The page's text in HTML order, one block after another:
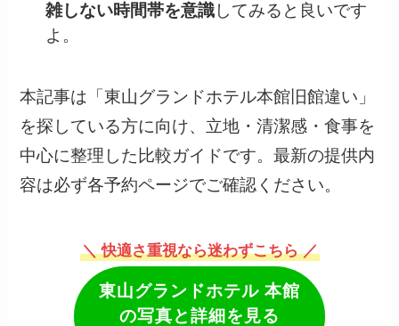
雑しない時間帯を意識してみると良いです
よ。
本記事は「東山グランドホテル本館旧館違い」
を探している方に向け、立地・清潔感・食事を
中心に整理した比較ガイドです。最新の提供内
容は必ず各予約ページでご確認ください。
＼ 快適さ重視なら迷わずこちら ／
東山グランドホテル 本館
の写真と詳細を見る